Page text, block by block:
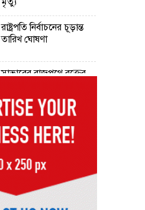
রাষ্ট্রপতি নির্বাচনের চূড়ান্ত
তারিখ ঘোষণা
সাভারের রাজপথে রক্তের
আগস্ট
হাইকমিশনের সতর্কতা
জারি
দুর্নীতিমুক্ত প্রশাসন গড়াই
সরকারের মূল লক্ষ্য :
ভূমিমন্ত্রী